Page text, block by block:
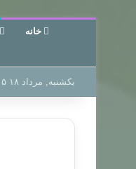
خانه
یکشنبه, مرداد ۱۸ ۱۴۰۵